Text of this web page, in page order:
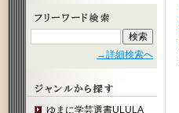
→詳細検索へ
ゆまに学芸選書ULULA